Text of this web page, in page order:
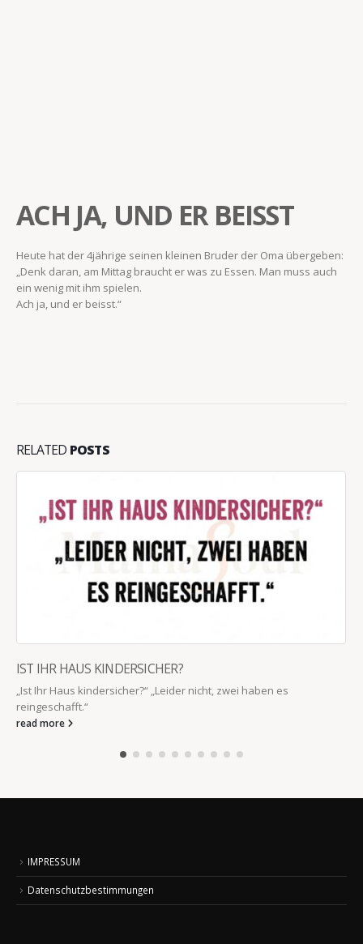
ACH JA, UND ER BEISST
Heute hat der 4jährige seinen kleinen Bruder der Oma übergeben:
„Denk daran, am Mittag braucht er was zu Essen. Man muss auch
ein wenig mit ihm spielen.
Ach ja, und er beisst.“
RELATED POSTS
IST IHR HAUS KINDERSICHER?
„Ist Ihr Haus kindersicher?“ „Leider nicht, zwei haben es
reingeschafft.“
read more
IMPRESSUM
Datenschutzbestimmungen